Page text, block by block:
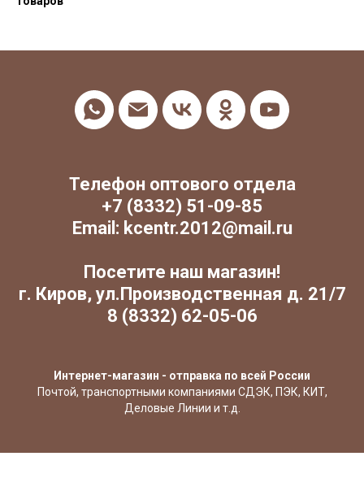
Телефон оптового отдела
+7 (8332) 51-09-85
Email: kcentr.2012@mail.ru
Посетите наш магазин!
г. Киров, ул.Производственная д. 21/7
8 (8332) 62-05-06
Интернет-магазин - отправка по всей России
Почтой, транспортными компаниями СДЭК, ПЭК, КИТ,
Деловые Линии и т.д.